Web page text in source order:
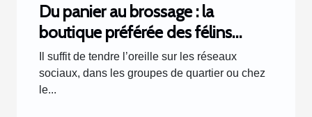
Du panier au brossage : la
boutique préférée des félins
racontée par les clients
Il suffit de tendre l’oreille sur les réseaux
sociaux, dans les groupes de quartier ou chez
le...